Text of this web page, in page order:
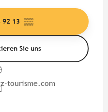
92 13 ▒▒
Sie uns
tourisme.com